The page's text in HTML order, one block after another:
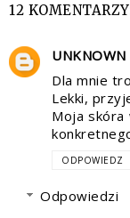
12
UNKNOWN
Dla mnie
Lekki,
Moja skóra
ODPOWIEDZ
Odpowiedzi